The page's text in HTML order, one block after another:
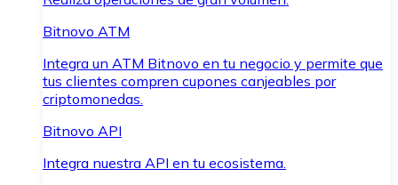
Bitnovo ATM
Integra un ATM Bitnovo en tu negocio y permite que
tus clientes compren cupones canjeables por
criptomonedas.
Bitnovo API
Integra nuestra API en tu ecosistema.